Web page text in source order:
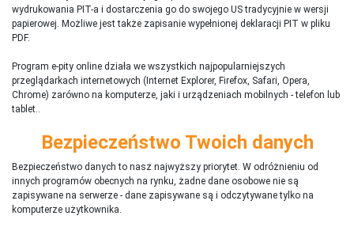
wydrukowania PIT-a i dostarczenia go do swojego US tradycyjnie w wersji
papierowej. Możliwe jest także zapisanie wypełnionej deklaracji PIT w pliku
PDF.
Program e-pity online działa we wszystkich najpopularniejszych
przeglądarkach internetowych (Internet Explorer, Firefox, Safari, Opera,
Chrome) zarówno na komputerze, jaki i urządzeniach mobilnych - telefon lub
tablet..
Bezpieczeństwo Twoich danych
Bezpieczeństwo danych to nasz najwyższy priorytet. W odróżnieniu od
innych programów obecnych na rynku, żadne dane osobowe nie są
zapisywane na serwerze - dane zapisywane są i odczytywane tylko na
komputerze użytkownika.